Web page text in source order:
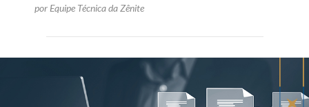
Zênite Online
Eventos presenciais
Zênite in Company
Diferenciais
por Equipe Técnica da Zênite